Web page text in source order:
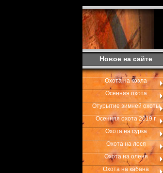
Новое на сайте
Охота на козла
Осенняя охота
Отурытие зимней охоты
Осенняя охота 2019 г.
Охота на сурка
Охота на лося
Охота на оленя
Охота на кабана